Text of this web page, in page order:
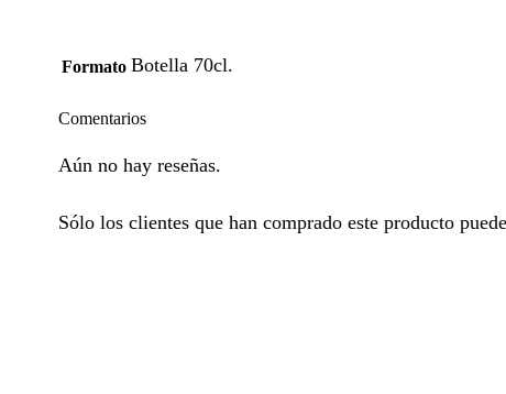
Formato Botella 70cl.
Comentarios
Aún no hay reseñas.
Sólo los clientes que han comprado este producto